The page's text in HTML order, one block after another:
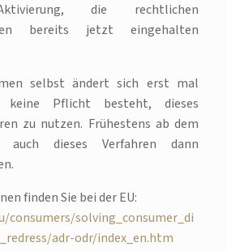
die rechtlichen
bereits jetzt eingehalten
selbst ändert sich erst mal
Pflicht besteht, dieses
zu nutzen. Frühestens ab dem
dieses Verfahren dann
finden Sie bei der EU:
consumers/solving_consumer_di
adr-odr/index_en.htm